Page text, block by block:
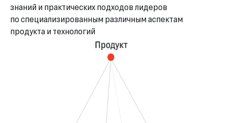
знаний и практических подходов лидеров
по специализированным различным аспектам
продукта и технологий